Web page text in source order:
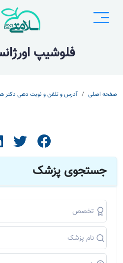
فلوشیپ
صفحه اصلی آدرس و تلفن و نوبت دهی دکتر
جستجوی پزشک